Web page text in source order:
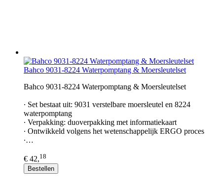
Bahco 9031-8224 Waterpomptang & Moersleutelset
Bahco 9031-8224 Waterpomptang & Moersleutelset
∙ Set bestaat uit: 9031 verstelbare moersleutel en 8224
waterpomptang
∙ Verpakking: duoverpakking met informatiekaart
∙ Ontwikkeld volgens het wetenschappelijk ERGO proces
∙…
€ 42,18
Bestellen